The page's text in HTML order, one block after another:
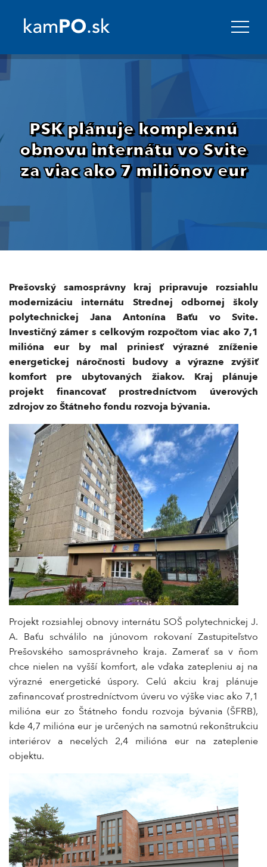
PSK plánuje komplexnú
obnovu internátu vo Svite
za viac ako 7 miliónov eur
Prešovský samosprávny kraj pripravuje rozsiahlu
modernizáciu internátu Strednej odbornej školy
polytechnickej Jana Antonína Baťu vo Svite.
Investičný zámer s celkovým rozpočtom viac ako 7,1
milióna eur by mal priniesť výrazné zníženie
energetickej náročnosti budovy a výrazne zvýšiť
komfort pre ubytovaných žiakov. Kraj plánuje
projekt financovať prostredníctvom úverových
zdrojov zo Štátneho fondu rozvoja bývania.
Projekt rozsiahlej obnovy internátu SOŠ polytechnickej J.
A. Baťu schválilo na júnovom rokovaní Zastupiteľstvo
Prešovského samosprávneho kraja. Zamerať sa v ňom
chce nielen na vyšší komfort, ale vďaka zatepleniu aj na
výrazné energetické úspory. Celú akciu kraj plánuje
zafinancovať prostredníctvom úveru vo výške viac ako 7,1
milióna eur zo Štátneho fondu rozvoja bývania (ŠFRB),
kde 4,7 milióna eur je určených na samotnú rekonštrukciu
interiérov a necelých 2,4 milióna eur na zateplenie
objektu.